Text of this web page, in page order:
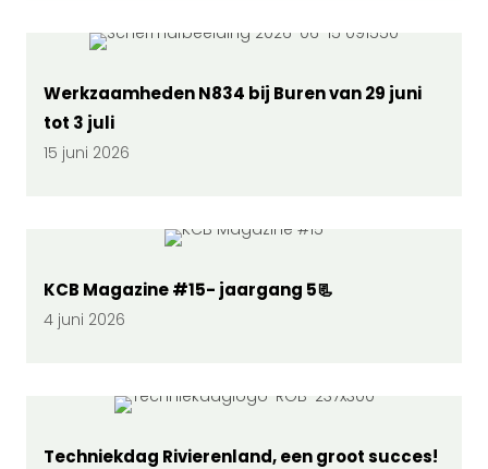
Werkzaamheden N834 bij Buren van 29 juni
tot 3 juli
15 juni 2026
KCB Magazine #15- jaargang 5📃
4 juni 2026
Techniekdag Rivierenland, een groot succes!